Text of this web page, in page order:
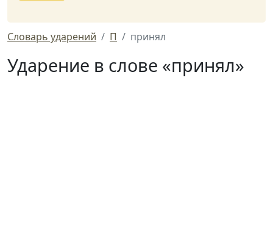
Словарь ударений П принял
Ударение в слове «принял»